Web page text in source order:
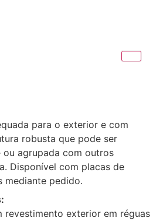
para o exterior e com
robusta que pode ser
agrupada com outros
Disponível com placas de
mediante pedido.
revestimento exterior em réguas